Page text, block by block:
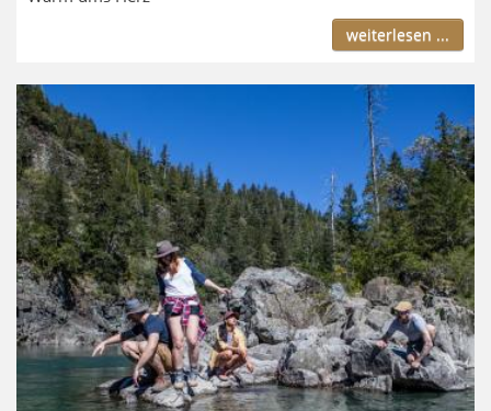
weiterlesen ...